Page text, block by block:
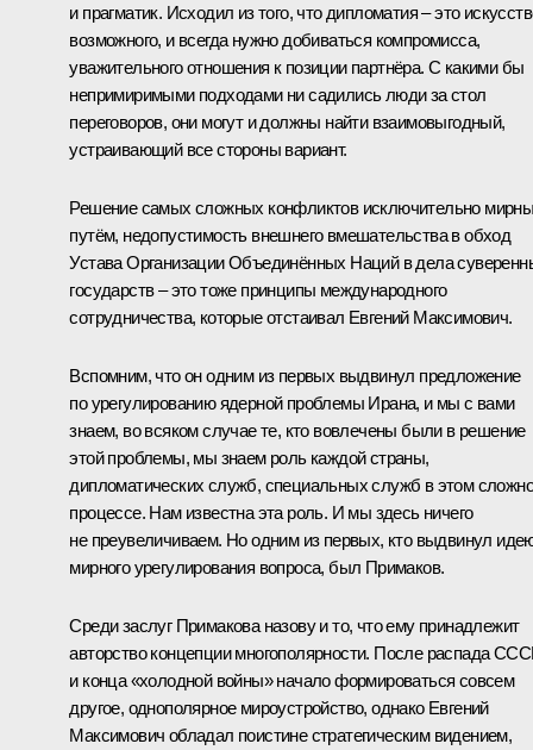
и прагматик. Исходил из того, что дипломатия – это
возможного, и всегда нужно добиваться компромисса,
уважительного отношения к позиции партнёра. С какими бы
непримиримыми подходами ни садились люди за стол
переговоров, они могут и должны найти взаимовыгодный,
устраивающий все стороны вариант.
Решение самых сложных конфликтов исключительно
путём, недопустимость внешнего вмешательства в обход
Устава Организации Объединённых Наций в дела
государств – это тоже принципы международного
сотрудничества, которые отстаивал Евгений Максимович.
Вспомним, что он одним из первых выдвинул предложение
по урегулированию ядерной проблемы Ирана, и мы с вами
знаем, во всяком случае те, кто вовлечены были в решение
этой проблемы, мы знаем роль каждой страны,
дипломатических служб, специальных служб в этом
процессе. Нам известна эта роль. И мы здесь ничего
не преувеличиваем. Но одним из первых, кто выдвинул
мирного урегулирования вопроса, был Примаков.
Среди заслуг Примакова назову и то, что ему принадлежит
авторство концепции многополярности. После распада
и конца «холодной войны» начало формироваться совсем
другое, однополярное мироустройство, однако Евгений
Максимович обладал поистине стратегическим видением,